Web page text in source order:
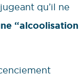
qu’il ne
“alcoolisation